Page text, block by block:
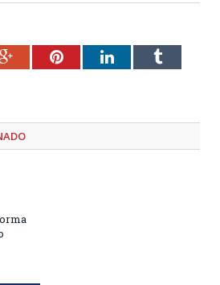
Google+PinterestLinkedInTumblr